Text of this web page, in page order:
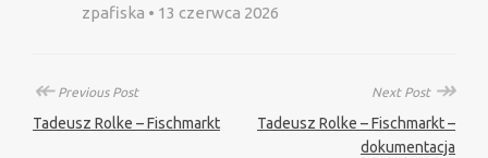
zpafiska • 13 czerwca 2026
↞Previous Post
Tadeusz Rolke – Fischmarkt
Next Post ↠
Tadeusz Rolke – Fischmarkt –
dokumentacja